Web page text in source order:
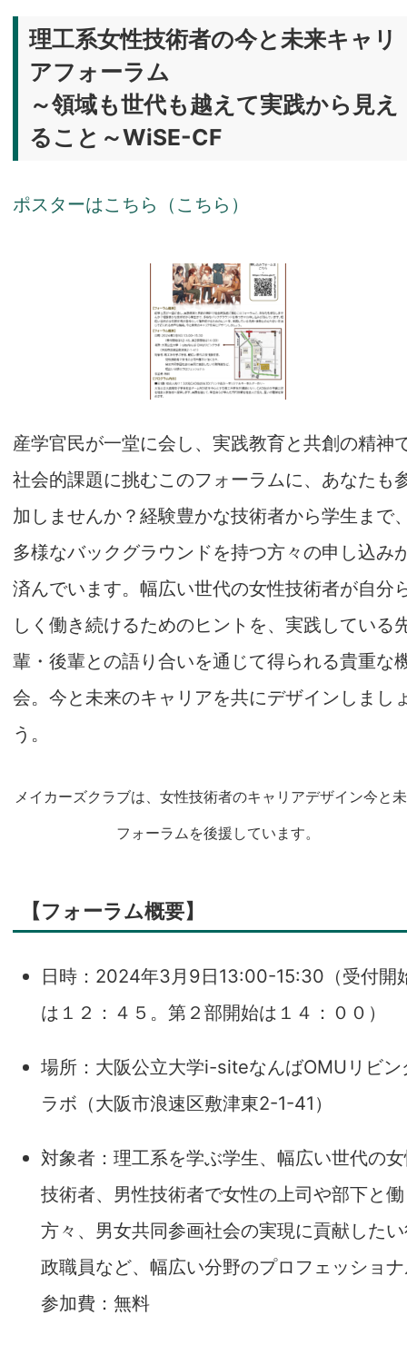
理工系女性技術者の今と未来キャリ
アフォーラム
～領域も世代も越えて実践から見え
ること～WiSE-CF
ポスターはこちら （こちら）
産学官民が一堂に会し、実践教育と共創の精神
社会的課題に挑むこのフォーラムに、あなたも
加しませんか？経験豊かな技術者から学生まで
多様なバックグラウンドを持つ方々の申し込み
済んでいます。幅広い世代の女性技術者が自分
しく働き続けるためのヒントを、実践している
輩・後輩との語り合いを通じて得られる貴重な
会。今と未来のキャリアを共にデザインしまし
う。
メイカーズクラブは、女性技術者のキャリアデザイン今と
フォーラムを後援しています。
【フォーラム概要】
日時：2024年3月9日13:00-15:30（受付開
は１２：４５。第２部開始は１４：００）
場所：大阪公立大学i-siteなんばOMUリビン
ラボ（大阪市浪速区敷津東2-1-41）
対象者：理工系を学ぶ学生、幅広い世代の
技術者、男性技術者で女性の上司や部下と
方々、男女共同参画社会の実現に貢献した
政職員など、幅広い分野のプロフェッショ
参加費：無料